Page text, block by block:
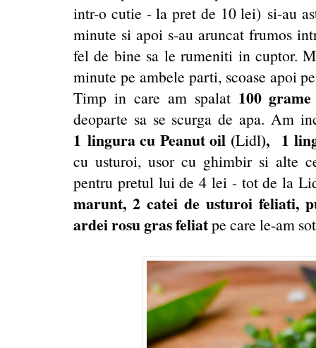
intr-o cutie - la pret de 10 lei) si-au
minute si apoi s-au aruncat frumos
fel de bine sa le rumeniti in cuptor.
minute pe ambele parti, scoase apoi
Timp in care am spalat 100
deoparte sa se scurga de apa. Am
1 lingura cu Peanut oil (Lidl), 1
cu usturoi, usor cu ghimbir si alte
pentru pretul lui de 4 lei - tot de la
marunt, 2 catei de usturoi feliati,
ardei rosu gras feliatpe care le-am